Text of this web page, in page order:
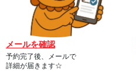
メールを確認
予約完了後、メールで
詳細が届きます☆